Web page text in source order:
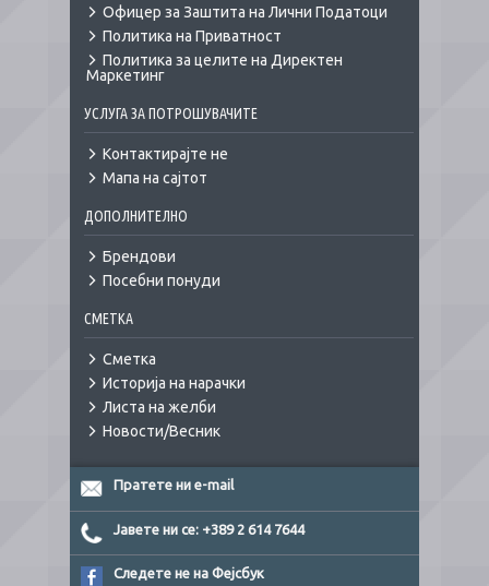
Офицер за Заштита на Лични Податоци
Политика на Приватност
Политика за целите на Директен
Маркетинг
УСЛУГА ЗА ПОТРОШУВАЧИТЕ
Контактирајте не
Мапа на сајтот
ДОПОЛНИТЕЛНО
Брендови
Посебни понуди
СМЕТКА
Сметка
Историја на нарачки
Листа на желби
Новости/Весник
Пратете ни e-mail
Јавете ни се: +389 2 614 7644
Следете не на Фејсбук